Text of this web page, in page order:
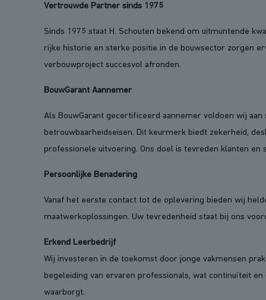
Vertrouwde Partner sinds 1975
Sinds 1975 staat H. Schouten bekend om uitmuntende
rijke historie en sterke positie in de bouwsector zorgen
verbouwproject succesvol afronden.
BouwGarant Aannemer
Als BouwGarant gecertificeerd aannemer voldoen wij
betrouwbaarheidseisen. Dit keurmerk biedt zekerheid,
professionele uitvoering. Ons doel is tevreden klanten en
Persoonlijke Benadering
Vanaf het eerste contact tot de oplevering bieden wij
maatwerkoplossingen. Uw tevredenheid staat bij ons
Erkend Leerbedrijf
Wij investeren in de toekomst door jonge vakmensen
begeleiding van ervaren professionals, wat continuïteit
waarborgt.